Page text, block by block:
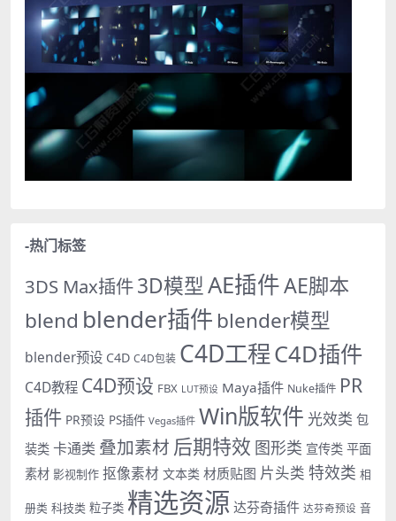
-热门标签
3DS Max插件3D模型AE插件AE脚本
blend blender插件 blender模型
blender预设 C4D C4D包装 C4D工程C4D插件
C4D教程 C4D预设 FBX LUT预设 Maya插件 Nuke插件 PR
插件 PR预设 PS插件 Vegas插件 Win版软件 光效类 包
装类 卡通类 叠加素材 后期特效 图形类 宣传类 平面
素材 影视制作 抠像素材 文本类 材质贴图 片头类 特效类 相
册类 科技类 粒子类 精选资源 达芬奇插件 达芬奇预设 音